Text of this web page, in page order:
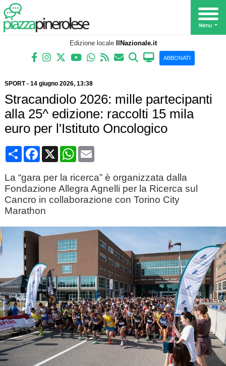
Edizione locale IlNazionale.it
ABBONATI
SPORT- 14 giugno 2026, 13:38
Stracandiolo 2026: mille partecipanti
alla 25^ edizione: raccolti 15 mila
euro per l'Istituto Oncologico
CondividiFacebook
X WhatsApp
Email
La “gara per la ricerca” è organizzata dalla
Fondazione Allegra Agnelli per la Ricerca sul
Cancro in collaborazione con Torino City
Marathon